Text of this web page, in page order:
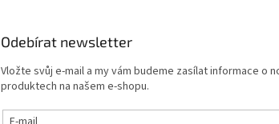
Odebírat newsletter
Vložte svůj e-mail a my vám budeme zasílat informace o
produktech na našem e-shopu.